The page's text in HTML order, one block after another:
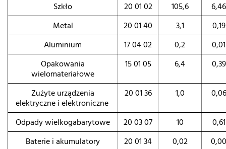
Szkło
20 01 02 105,6
6,46
Metal
20 01 40 3,1
0,19
Aluminium
17 04 02 0,2
0,01
Opakowania
wielomateriałowe
15 01 05 6,4 0,39
Zużyte urządzenia
elektryczne i elektroniczne
20 01 36 1,0 0,06
Odpady wielkogabarytowe 20 03 07 10
0,61
Baterie i akumulatory
20 01 34 0,02
0,00